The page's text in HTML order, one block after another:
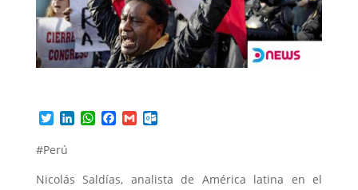
T
i
t
L
e
W
s
F
b
G
l
O
o
#Perú
Nicolás Saldías, analista de América latina en el